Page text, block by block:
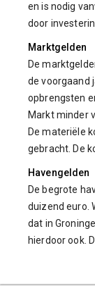
en is nodig
door
Marktgelden
De
de voorgaand
opbrengsten
Markt minder
De materiële
gebracht. De
Havengelden
De begrote
duizend euro.
dat in
hierdoor ook.